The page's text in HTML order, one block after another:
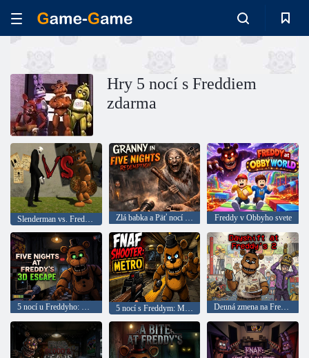
Hry 5 nocí s Freddiem
zdarma
Slenderman vs. Freddie Fazber Zlá babka a Päť nocí vykúpenia Freddy v Obbyho svete
5 nocí u Freddyho: Útek Denná zmena na Freddy 2